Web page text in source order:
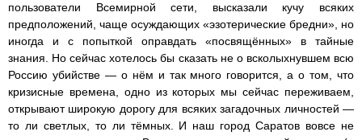
пользователи Всемирной сети, высказали кучу всяких
предположений, чаще осуждающих «эзотерические бредни», но
иногда и с попыткой оправдать «посвящённых» в тайные
знания. Но сейчас хотелось бы сказать не о всколыхнувшем всю
Россию убийстве — о нём и так много говорится, а о том, что
кризисные времена, одно из которых мы сейчас переживаем,
открывают широкую дорогу для всяких загадочных личностей —
то ли светлых, то ли тёмных. И наш город Саратов вовсе не